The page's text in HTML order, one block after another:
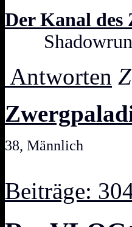
Der Kanal des
Shadowrun,
Antworten
38, Männlich
Beiträge: